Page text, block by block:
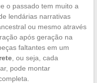
o passado tem muito a
lendárias narrativas
ou mesmo através
após geração na
faltantes em um
, ou seja, cada
pode montar